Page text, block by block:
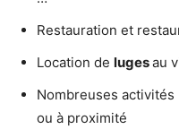
Restauration et
Location de lugesau
Nombreuses
ou à proximité